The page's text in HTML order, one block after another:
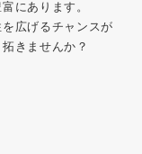
にあります。
広げるチャンスが
きませんか？